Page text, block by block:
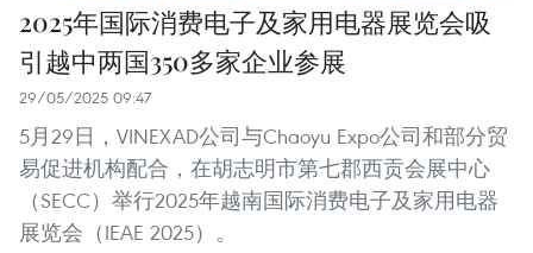
2025年国际消费电子及家用电器展览会吸
引越中两国350多家企业参展
29/05/2025 09:47
5月29日，VINEXAD公司与Chaoyu Expo公司和部分贸
易促进机构配合，在胡志明市第七郡西贡会展中心
（SECC）举行2025年越南国际消费电子及家用电器
展览会（IEAE 2025）。